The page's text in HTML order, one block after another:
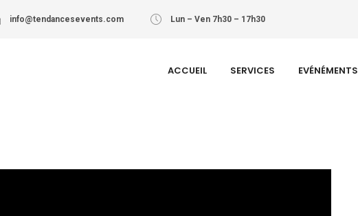
info@tendancesevents.com Lun – Ven 7h30 – 17h30
ACCUEIL SERVICES EVÉNÉMENTS